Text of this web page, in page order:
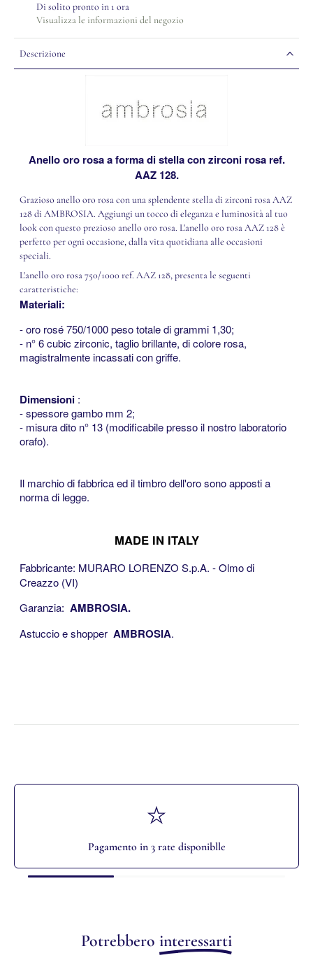
Di solito pronto in 1 ora
Visualizza le informazioni del negozio
Descrizione
Anello oro rosa a forma di stella con zirconi rosa ref.
AAZ 128.
Grazioso anello oro rosa con una splendente stella di zirconi rosa AAZ
128 di AMBROSIA. Aggiungi un tocco di eleganza e luminosità al tuo
look con questo prezioso anello oro rosa. L'anello oro rosa AAZ 128 è
perfetto per ogni occasione, dalla vita quotidiana alle occasioni
speciali.
L'anello oro rosa 750/1000 ref. AAZ 128, presenta le seguenti
caratteristiche:
Materiali:
- oro rosé 750/1000 peso totale di grammi 1,30;
- n° 6 cubic zirconic, taglio brillante, di colore rosa,
magistralmente incassati con griffe.
Dimensioni :
- spessore gambo mm 2;
- misura dito n° 13 (modificabile presso il nostro laboratorio
orafo).
Il marchio di fabbrica ed il timbro dell'oro sono apposti a
norma di legge.
MADE IN ITALY
Fabbricante: MURARO LORENZO S.p.A. - Olmo di
Creazzo (VI)
Garanzia: AMBROSIA.
Astuccio e shopper AMBROSIA.
Pagamento in 3 rate disponiblle
Potrebbero interessarti